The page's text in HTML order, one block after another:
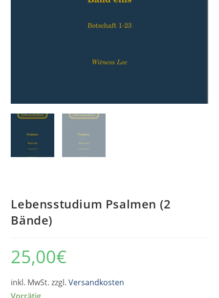
Lebensstudium Psalmen (2
Bände)
25,00€
inkl. MwSt. zzgl.Versandkosten